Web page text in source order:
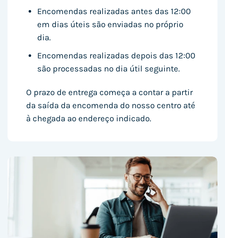
Encomendas realizadas antes das 12:00
em dias úteis são enviadas no próprio
dia.
Encomendas realizadas depois das 12:00
são processadas no dia útil seguinte.
O prazo de entrega começa a contar a partir
da saída da encomenda do nosso centro até
à chegada ao endereço indicado.